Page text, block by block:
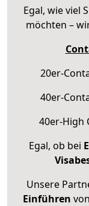
Egal, wie viel
möchten –
20er-
40er-
40er-High
Egal, ob bei
Unsere
Einführen von